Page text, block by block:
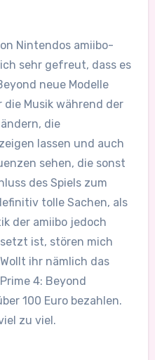
Nintendos amiibo-
sehr gefreut, dass es
neue Modelle
Musik während der
die
lassen und auch
sehen, die sonst
des Spiels zum
tolle Sachen, als
der amiibo jedoch
ist, stören mich
ihr nämlich das
4: Beyond
100 Euro bezahlen.
zu viel.